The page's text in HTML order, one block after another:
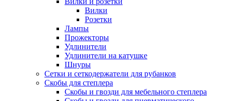
Вилки
Розетки
Лампы
Прожекторы
Удлинители
Удлинители на катушке
Шнуры
Сетки и сеткодержатели для рубанков
Скобы для степлера
Скобы и гвозди для мебельного степлера